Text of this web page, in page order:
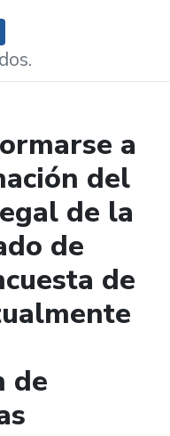
opciones de búsqueda
a
del
de la
de
de
de